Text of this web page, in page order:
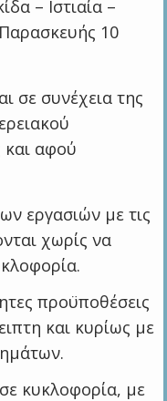
– Ιστιαία –
10
σε συνέχεια της
και αφού
εργασιών με τις
χωρίς να
προϋποθέσεις
και κυρίως με
κυκλοφορία, με